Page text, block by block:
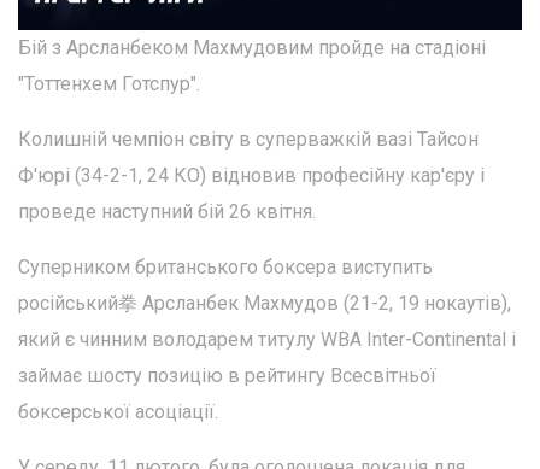
Бій з Арсланбеком Махмудовим пройде на стадіоні
"Тоттенхем Готспур".
Колишній чемпіон світу в суперважкій вазі Тайсон
Ф'юрі (34-2-1, 24 КО) відновив професійну кар'єру і
проведе наступний бій 26 квітня.
Суперником британського боксера виступить
російський拳 Арсланбек Махмудов (21-2, 19 нокаутів),
який є чинним володарем титулу WBA Inter-Continental і
займає шосту позицію в рейтингу Всесвітньої
боксерської асоціації.